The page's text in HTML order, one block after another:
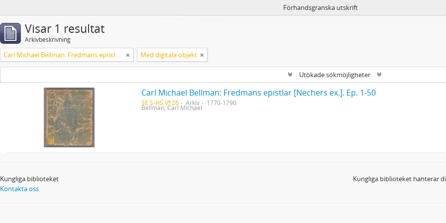
Förhandsgranska utskrift
Visar 1 resultat
Arkivbeskrivning
Carl Michael Bellman: Fredmans epistlar [Nechers ex.]. Ep. 1-50 Med digitala objekt
Utökade sökmöjligheter
Carl Michael Bellman: Fredmans epistlar [Nechers ex.]. Ep. 1-50
SE S-HS Vf 26 Arkiv 1770-1790
Bellman, Carl Michael
Kungliga biblioteket
Kontakta oss
Kungliga biblioteket hanterar